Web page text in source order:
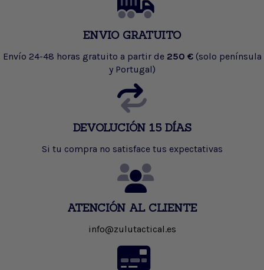
ENVIO GRATUITO
Envío 24-48 horas gratuito a partir de 250 € (solo península
y Portugal)
DEVOLUCIÓN 15 DÍAS
Si tu compra no satisface tus expectativas
ATENCIÓN AL CLIENTE
info@zulutactical.es